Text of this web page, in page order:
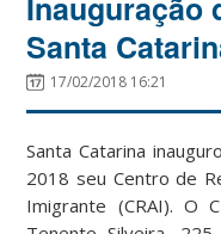
Santa
17/02/2018 16:21
Santa Catarina
2018 seu Centro de
Imigrante (CRAI). O